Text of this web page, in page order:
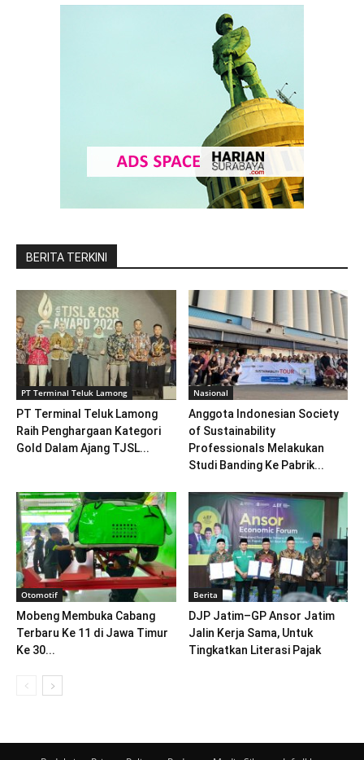
BERITA TERKINI
PT Terminal Teluk Lamong
PT Terminal Teluk Lamong
Raih Penghargaan Kategori
Gold Dalam Ajang TJSL...
Nasional
Anggota Indonesian Society
of Sustainability
Professionals Melakukan
Studi Banding Ke Pabrik...
Otomotif
Mobeng Membuka Cabang
Terbaru Ke 11 di Jawa Timur
Ke 30...
Berita
DJP Jatim–GP Ansor Jatim
Jalin Kerja Sama, Untuk
Tingkatkan Literasi Pajak